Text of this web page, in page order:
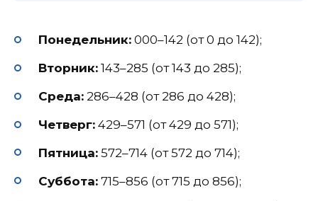
Понедельник: 000–142 (от 0 до 142);
Вторник: 143–285 (от 143 до 285);
Среда: 286–428 (от 286 до 428);
Четверг: 429–571 (от 429 до 571);
Пятница: 572–714 (от 572 до 714);
Суббота: 715–856 (от 715 до 856);